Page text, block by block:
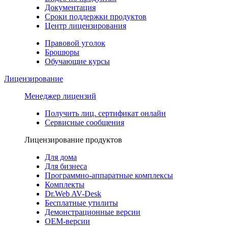
Документация
Сроки поддержки продуктов
Центр лицензирования
Правовой уголок
Брошюры
Обучающие курсы
Лицензирование
Менеджер лицензий
Получить лиц. сертификат онлайн
Сервисные сообщения
Лицензирование продуктов
Для дома
Для бизнеса
Программно-аппаратные комплексы
Комплекты
Dr.Web AV-Desk
Бесплатные утилиты
Демонстрационные версии
ОЕМ-версии